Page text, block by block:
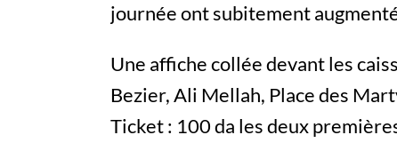
journée ont subitement
Une affiche collée devant les
Bezier, Ali Mellah, Place des
Ticket : 100 da les deux